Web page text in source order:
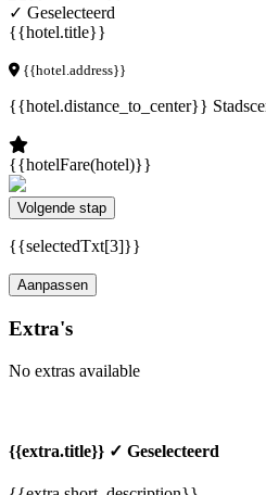
✓ Geselecteerd
{{hotel.title}}
{{hotel.address}}
{{hotel.distance_to_center}}
{{hotelFare(hotel)}}
Volgende stap
{{selectedTxt[3]}}
Aanpassen
Extra's
No extras available
{{extra.title}} ✓ Geselecteerd